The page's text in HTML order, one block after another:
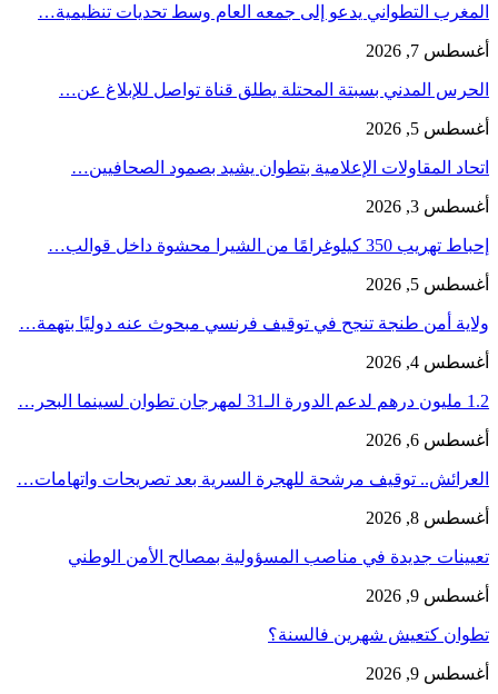
المغرب التطواني يدعو إلى جمعه العام وسط تحديات تنظيمية…
أغسطس 7, 2026
الحرس المدني بسبتة المحتلة يطلق قناة تواصل للإبلاغ عن…
أغسطس 5, 2026
اتحاد المقاولات الإعلامية بتطوان يشيد بصمود الصحافيين…
أغسطس 3, 2026
إحباط تهريب 350 كيلوغرامًا من الشيرا محشوة داخل قوالب…
أغسطس 5, 2026
ولاية أمن طنجة تنجح في توقيف فرنسي مبحوث عنه دوليًا بتهمة…
أغسطس 4, 2026
1.2 مليون درهم لدعم الدورة الـ31 لمهرجان تطوان لسينما البحر…
أغسطس 6, 2026
العرائش.. توقيف مرشحة للهجرة السرية بعد تصريحات واتهامات…
أغسطس 8, 2026
تعيينات جديدة في مناصب المسؤولية بمصالح الأمن الوطني
أغسطس 9, 2026
تطوان كتعيش شهرين فالسنة؟
أغسطس 9, 2026